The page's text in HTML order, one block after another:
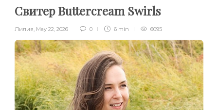
Свитер Buttercream Swirls
Лилия, May 22, 2026 0 6 min 6095